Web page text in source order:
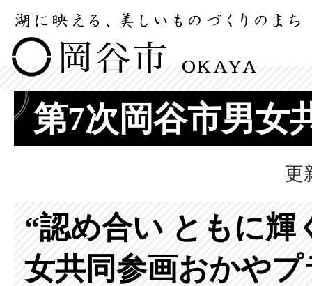
第7次岡谷市男女
更
“認め合い ともに輝
女共同参画おかやプ